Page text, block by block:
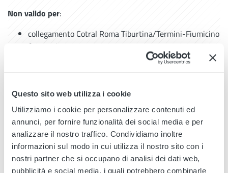
Questo sito web utilizza i cookie
Utilizziamo i cookie per personalizzare contenuti ed
annunci, per fornire funzionalità dei social media e per
analizzare il nostro traffico. Condividiamo inoltre
informazioni sul modo in cui utilizza il nostro sito con i
nostri partner che si occupano di analisi dei dati web,
pubblicità e social media, i quali potrebbero combinarle
Non valido per:
collegamento Cotral Roma Tiburtina/Termini-Fiumicino
Aeroporto;
collegamento Trenitalia "No stop" Roma Termini-
Fiumicino Aeroporto;
Ricordati di
Convalidare il biglietto prima dell'inizio del
viaggio